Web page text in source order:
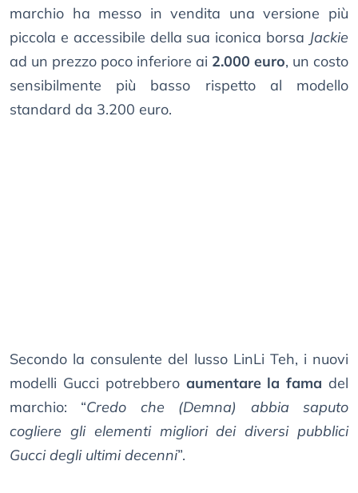
marchio ha messo in vendita una versione più
piccola e accessibile della sua iconica borsa Jackie
ad un prezzo poco inferiore ai 2.000 euro, un costo
sensibilmente più basso rispetto al modello
standard da 3.200 euro.
Secondo la consulente del lusso LinLi Teh, i nuovi
modelli Gucci potrebbero aumentare la fama del
marchio: “Credo che (Demna) abbia saputo
cogliere gli elementi migliori dei diversi pubblici
Gucci degli ultimi decenni”.